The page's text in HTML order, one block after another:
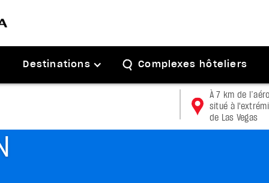
Destinations Complexes hôteliers
À 7 km de
situé à
de Las Vegas